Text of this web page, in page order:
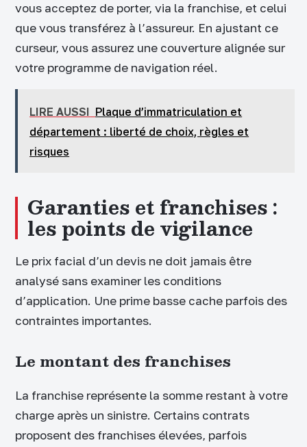
vous acceptez de porter, via la franchise, et celui
que vous transférez à l’assureur. En ajustant ce
curseur, vous assurez une couverture alignée sur
votre programme de navigation réel.
LIRE AUSSI Plaque d’immatriculation et
département : liberté de choix, règles et
risques
Garanties et franchises :
les points de vigilance
Le prix facial d’un devis ne doit jamais être
analysé sans examiner les conditions
d’application. Une prime basse cache parfois des
contraintes importantes.
Le montant des franchises
La franchise représente la somme restant à votre
charge après un sinistre. Certains contrats
proposent des franchises élevées, parfois